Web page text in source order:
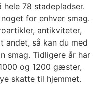
78 stadepladser.
for enhver smag.
antikviteter,
andet, så kan du med
smag. Tidligere år har
og 1200 gæster,
skatte til hjemmet.